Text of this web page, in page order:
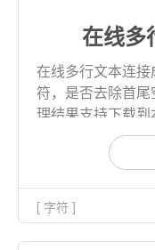
在线多
在线多行文本连
符，是否去除首
理结果支持下载到
[ 字符 ]